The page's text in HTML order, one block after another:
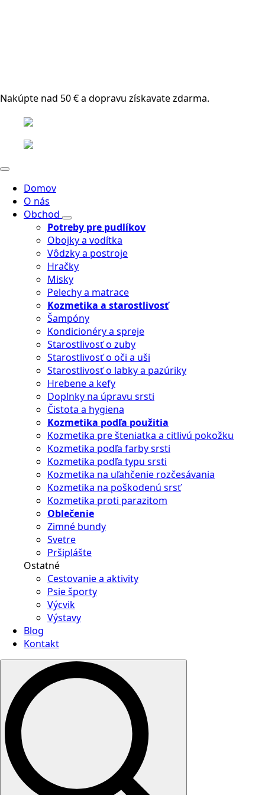
Nakúpte nad 50 € a dopravu získavate zdarma.
Domov
O nás
Obchod
Potreby pre pudlíkov
Obojky a vodítka
Vôdzky a postroje
Hračky
Misky
Pelechy a matrace
Kozmetika a starostlivosť
Šampóny
Kondicionéry a spreje
Starostlivosť o zuby
Starostlivosť o oči a uši
Starostlivosť o labky a pazúriky
Hrebene a kefy
Doplnky na úpravu srsti
Čistota a hygiena
Kozmetika podľa použitia
Kozmetika pre šteniatka a citlivú pokožku
Kozmetika podľa farby srsti
Kozmetika podľa typu srsti
Kozmetika na uľahčenie rozčesávania
Kozmetika na poškodenú srsť
Kozmetika proti parazitom
Oblečenie
Zimné bundy
Svetre
Pršiplášte
Ostatné
Cestovanie a aktivity
Psie športy
Výcvik
Výstavy
Blog
Kontakt